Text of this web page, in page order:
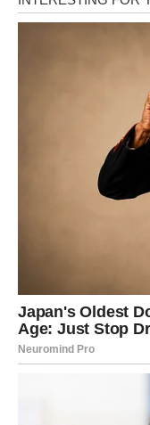
Zvijezde vam
Jedan susret ili
Ništa više
Pred vama su
RAK
Rakovi su među
godine.
Poslije mnogo